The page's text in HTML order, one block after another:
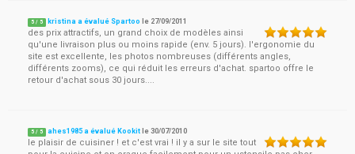
5 / 5 kristina a évalué Spartoo le 27/09/2011
des prix attractifs, un grand choix de modèles ainsi
qu'une livraison plus ou moins rapide (env. 5 jours). l'ergonomie du
site est excellente, les photos nombreuses (différents angles,
différents zooms), ce qui réduit les erreurs d'achat. spartoo offre le
retour d'achat sous 30 jours....
5 / 5 ahes1985 a évalué Kookit le30/07/2010
le plaisir de cuisiner ! et c'est vrai ! il y a sur le site tout